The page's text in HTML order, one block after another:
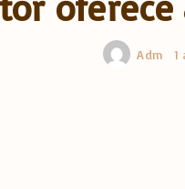
Adm 1